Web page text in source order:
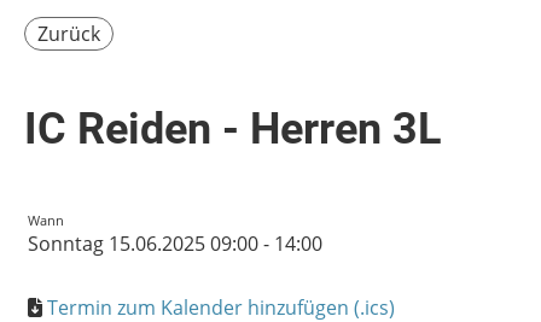
Zurück
IC Reiden - Herren 3L
Wann
Sonntag 15.06.2025 09:00 - 14:00
Termin zum Kalender hinzufügen (.ics)